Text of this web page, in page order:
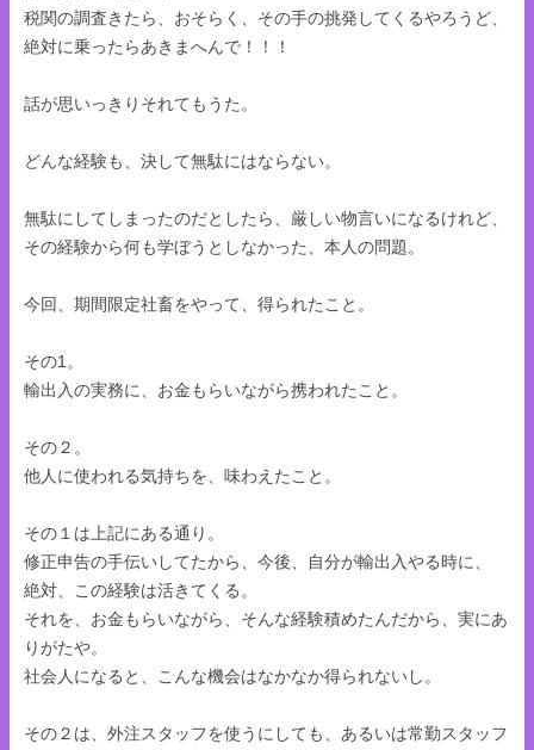
税関の調査きたら、おそらく、その手の挑発してくるやろうど、
絶対に乗ったらあきまへんで！！！
話が思いっきりそれてもうた。
どんな経験も、決して無駄にはならない。
無駄にしてしまったのだとしたら、厳しい物言いになるけれど、
その経験から何も学ぼうとしなかった、本人の問題。
今回、期間限定社畜をやって、得られたこと。
その1。
輸出入の実務に、お金もらいながら携われたこと。
その２。
他人に使われる気持ちを、味わえたこと。
その１は上記にある通り。
修正申告の手伝いしてたから、今後、自分が輸出入やる時に、
絶対、この経験は活きてくる。
それを、お金もらいながら、そんな経験積めたんだから、実にあ
りがたや。
社会人になると、こんな機会はなかなか得られないし。
その２は、外注スタッフを使うにしても、あるいは常勤スタッフ